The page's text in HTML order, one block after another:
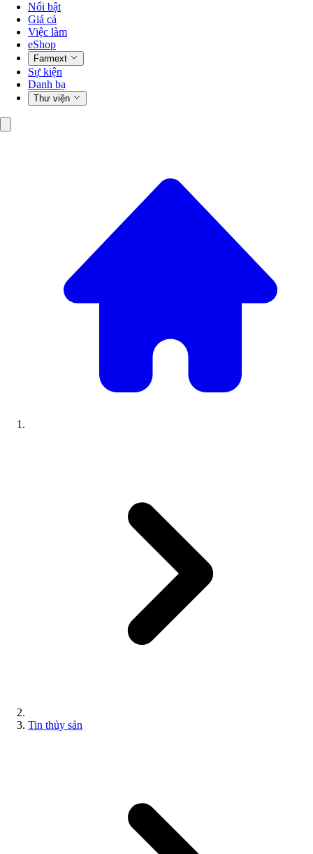
Nổi bật
Giá cả
Việc làm
eShop
Farmext
Sự kiện
Danh bạ
Thư viện
Tin thủy sản